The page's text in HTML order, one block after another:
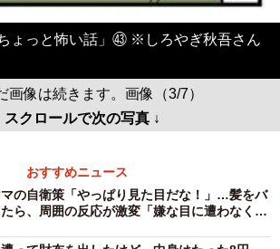
ょっと怖い話」㊸ ※しろやぎ秋吾さん
画像は続きます。画像（3/7）
スクロールで次の写真 ↓
おすすめニュース
マの自衛策「やっぱり見た目だな！」…髪をバ
ら、周囲の反応が激変「嫌な目に遭わなくな